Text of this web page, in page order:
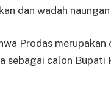
dan wadah
Prodas
sebagai calon